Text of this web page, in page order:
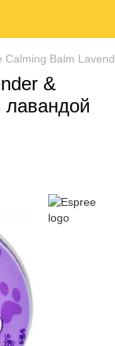
Calming Balm
&